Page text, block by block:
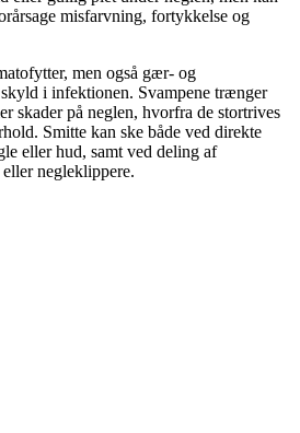
misfarvning, fortykkelse og
men også gær- og
i infektionen. Svampene trænger
skader på neglen, hvorfra de stortrives
Smitte kan ske både ved direkte
eller hud, samt ved deling af
negleklippere.